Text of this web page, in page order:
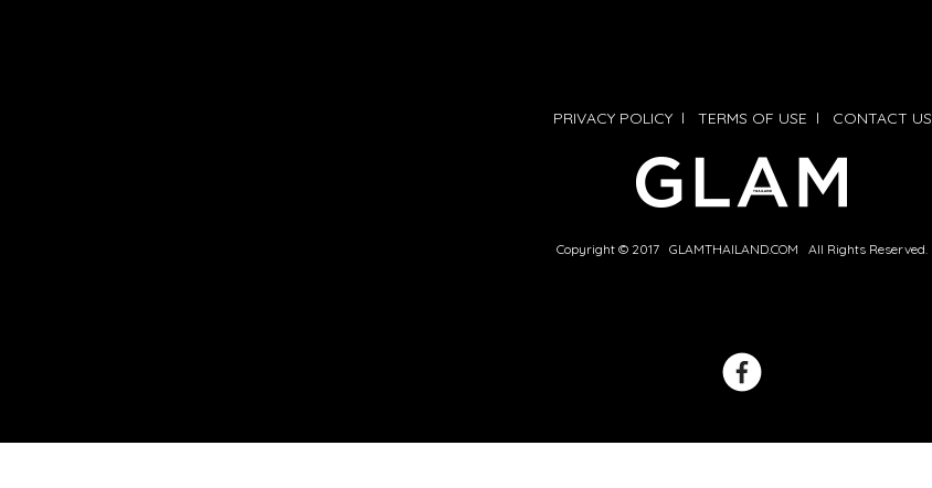
PRIVACY POLICYl TERMS OF USE l CONTACT US
Copyright © 2017 GLAMTHAILAND.COM All Rights Reserved.